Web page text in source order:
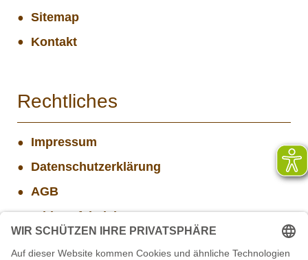
Sitemap
Kontakt
Rechtliches
Impressum
Datenschutzerklärung
AGB
Widerrufsbelehrung